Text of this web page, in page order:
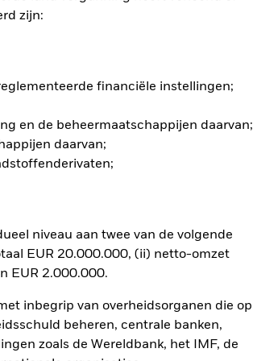
zijn:
financiële instellingen;
en de beheermaatschappijen daarvan;
daarvan;
niveau aan twee van de volgende
EUR 20.000.000, (ii) netto-omzet
EUR 2.000.000.
inbegrip van overheidsorganen die op
beheren, centrale banken,
zoals de Wereldbank, het IMF, de
door ondernemingen waarbij
belegt in vastrentende
uitkeren en vergelijkbaar
de waarde van de gehouden
securities (‘ABS’) waarin
worden aangeboden
doordat de details van de
worden. De stabiliteit van het
in de terugbetaling van de
en kan het
Het gebruik van derivaten voor
voor andere
van alle aandelenklassen in het
beheermaatschappij van het